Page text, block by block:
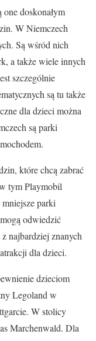
doskonałym
W Niemczech
Są wśród nich
a także wiele innych
szczególnie
są tu także
dla dzieci można
są parki
które chcą zabrać
tym Playmobil
mniejsze parki
odwiedzić
najbardziej znanych
dla dzieci.
dzieciom
Legoland w
W stolicy
Marchenwald. Dla